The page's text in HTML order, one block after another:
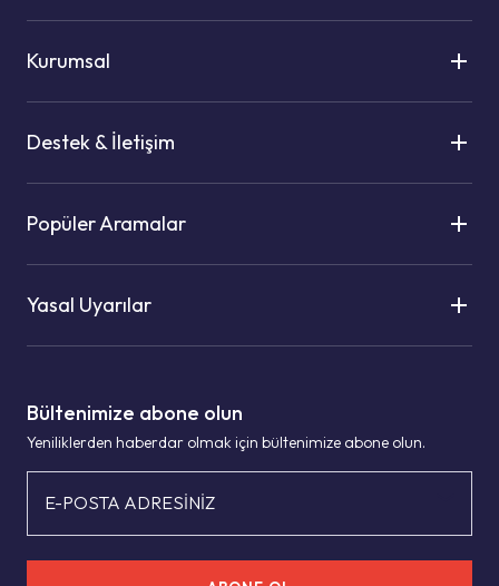
Bültenimize abone olun
Yeniliklerden haberdar olmak için bültenimize abone olun.
E-POSTA ADRESİNİZ
Kurumsal
Destek & İletişim
Popüler Aramalar
Yasal Uyarılar